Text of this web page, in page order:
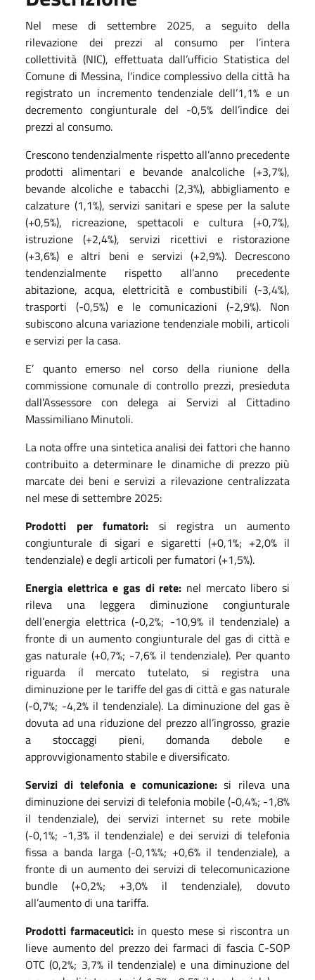
Nel mese di settembre 2025, a seguito della
rilevazione dei prezzi al consumo per l’intera
collettività (NIC), effettuata dall’ufficio Statistica del
Comune di Messina, l'indice complessivo della città ha
registrato un incremento tendenziale dell’1,1% e un
decremento congiunturale del -0,5% dell’indice dei
prezzi al consumo.
Crescono tendenzialmente rispetto all’anno precedente
prodotti alimentari e bevande analcoliche (+3,7%),
bevande alcoliche e tabacchi (2,3%), abbigliamento e
calzature (1,1%), servizi sanitari e spese per la salute
(+0,5%), ricreazione, spettacoli e cultura (+0,7%),
istruzione (+2,4%), servizi ricettivi e ristorazione
(+3,6%) e altri beni e servizi (+2,9%). Decrescono
tendenzialmente rispetto all’anno precedente
abitazione, acqua, elettricità e combustibili (-3,4%),
trasporti (-0,5%) e le comunicazioni (-2,9%). Non
subiscono alcuna variazione tendenziale mobili, articoli
e servizi per la casa.
E’ quanto emerso nel corso della riunione della
commissione comunale di controllo prezzi, presieduta
dall’Assessore con delega ai Servizi al Cittadino
Massimiliano Minutoli.
La nota offre una sintetica analisi dei fattori che hanno
contribuito a determinare le dinamiche di prezzo più
marcate dei beni e servizi a rilevazione centralizzata
nel mese di settembre 2025:
Prodotti per fumatori: si registra un aumento
congiunturale di sigari e sigaretti (+0,1%; +2,0% il
tendenziale) e degli articoli per fumatori (+1,5%).
Energia elettrica e gas di rete: nel mercato libero si
rileva una leggera diminuzione congiunturale
dell’energia elettrica (-0,2%; -10,9% il tendenziale) a
fronte di un aumento congiunturale del gas di città e
gas naturale (+0,7%; -7,6% il tendenziale). Per quanto
riguarda il mercato tutelato, si registra una
diminuzione per le tariffe del gas di città e gas naturale
(-0,7%; -4,2% il tendenziale). La diminuzione del gas è
dovuta ad una riduzione del prezzo all’ingrosso, grazie
a stoccaggi pieni, domanda debole e
approvvigionamento stabile e diversificato.
Servizi di telefonia e comunicazione: si rileva una
diminuzione dei servizi di telefonia mobile (-0,4%; -1,8%
il tendenziale), dei servizi internet su rete mobile
(-0,1%; -1,3% il tendenziale) e dei servizi di telefonia
fissa a banda larga (-0,1%%; +0,6% il tendenziale), a
fronte di un aumento dei servizi di telecomunicazione
bundle (+0,2%; +3,0% il tendenziale), dovuto
all’aumento di una tariffa.
Prodotti farmaceutici: in questo mese si riscontra un
lieve aumento del prezzo dei farmaci di fascia C-SOP
OTC (0,2%; 3,7% il tendenziale) e una diminuzione del